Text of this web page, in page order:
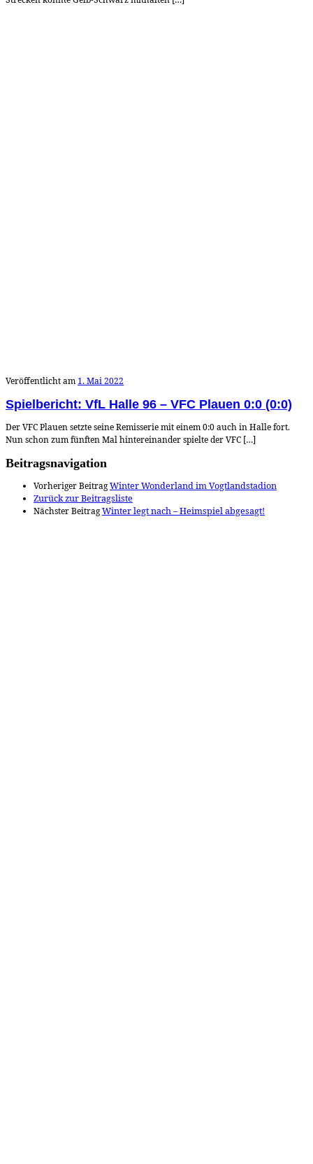
Veröffentlicht am 1. Mai 2022
Spielbericht: VfL Halle 96 – VFC Plauen 0:0 (0:0)
Der VFC Plauen setzte seine Remisserie mit einem 0:0 auch in Halle fort.
Nun schon zum fünften Mal hintereinander spielte der VFC […]
Beitragsnavigation
Vorheriger BeitragWinter Wonderland im Vogtlandstadion
Zurück zur Beitragsliste
Nächster BeitragWinter legt nach – Heimspiel abgesagt!